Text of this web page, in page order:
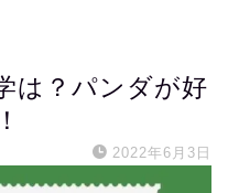
は？パンダが好
2022年6月3日